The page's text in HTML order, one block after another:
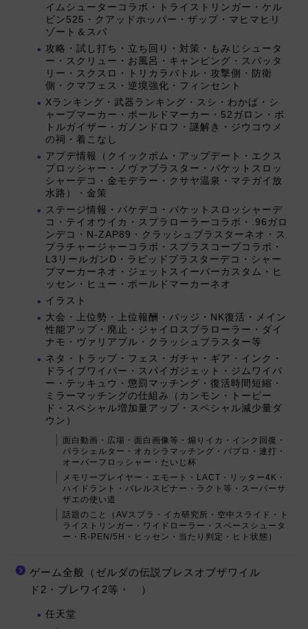
イムシューターコラボ・トライストリンガー・ケル
ビン525・クアッドホッパー・ザップ・マヒマヒリ
ゾート＆スパ
攻略・試し打ち・立ち回り・対策・もみじシュータ
ー・スクリュー・お風呂・キャンピング・スパッタ
リー・スクスロ・トリカラバトル・攻撃側・防衛
側・クマフェス・逆境強化・フィンセント
Xランキング・武器ランキング・スシ・わかば・シ
ャープマーカー・ボールドマーカー・52ガロン・ボ
トルガイザー・ガノンドロフ・謎解き・ジウコウメ
の祠・着こなし
アプデ情報（クイックボム・アップデート・エクス
プロッシャー・ノヴァブラスター・バケットスロッ
シャーデコ・金モデラー・クサヤ温泉・マテガイ放
水路）・金策
ステージ情報・バケデコ・バケットスロッシャーデ
コ・テイオウイカ・スプラローラーコラボ・.96ガロ
ンデコ・N-ZAP89・クラッシュブラスターネオ・ス
プラチャージャーコラボ・スプラスコープコラボ・
L3リールガンD・ラピッドブラスターデコ・シャー
プマーカーネオ・ジェットスイーパーカスタム・ヒ
ッセン・ヒュー・ボールドマーカーネオ
イラスト
大会・上位勢・上位報酬・バッジ・NK復活・メイン
性能アップ・廃止・ジャイロスプラローラー・ダイ
ナモ・ヴァリアブル・クラッシュブラスター等
ネタ・トラップ・フェス・ガチャ・ギア・インク・
ドライブワイパー・スパイガジェット・ジムワイパ
ー・テッキュウ・懲罰マッチング・復活時間短縮・
ミラーマッチングの仕組み（カンモン・トーピー
ド・スペシャル増加量アップ・スペシャル減少量ダ
ウン）
面白動画・広場・面白画像等・煽りイカ・インク回復・
パラシェルター・オカシラマッチング・パブロ・連打・
オーバーフロッシャー・たいじ杯
メモリープレイヤー・エモート・LACT・リッター4K・
ハイドラント・バレルスピナー・ラクト等・スーパーサ
ザエの使い道
話題のこと（AVスプラ・イカ研究所・空中スライド・ト
ライストリンガー・ワイドローラー・スペースシュータ
ー・R-PEN/5H・ヒッセン・当たり判定・ヒト状態）
ゲーム全般（ゼルダの伝説ブレスオブザワイル
ド2・ブレワイ2等・ ）
任天堂